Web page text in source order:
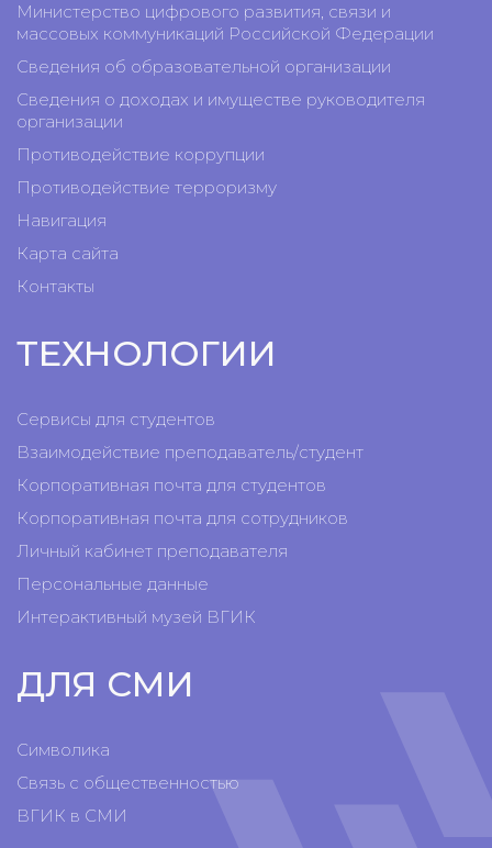
Министерство цифрового развития, связи и
массовых коммуникаций Российской Федерации
Сведения об образовательной организации
Сведения о доходах и имуществе руководителя
организации
Противодействие коррупции
Противодействие терроризму
Навигация
Карта сайта
Контакты
ТЕХНОЛОГИИ
Сервисы для студентов
Взаимодействие преподаватель/студент
Корпоративная почта для студентов
Корпоративная почта для сотрудников
Личный кабинет преподавателя
Персональные данные
Интерактивный музей ВГИК
ДЛЯ СМИ
Символика
Связь с общественностью
ВГИК в СМИ